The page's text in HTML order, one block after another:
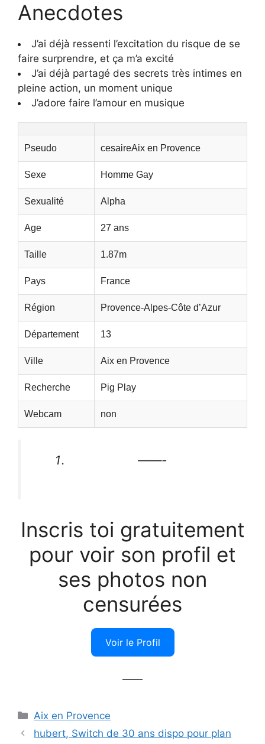
Anecdotes
J’ai déjà ressenti l’excitation du risque de se
faire surprendre, et ça m’a excité
J’ai déjà partagé des secrets très intimes en
pleine action, un moment unique
J’adore faire l’amour en musique
Pseudo cesaireAix en Provence
Sexe Homme Gay
Sexualité Alpha
Age 27 ans
Taille 1.87m
Pays France
Région Provence-Alpes-Côte d’Azur
Département 13
Ville Aix en Provence
Recherche Pig Play
Webcam non
——-
Inscris toi gratuitement
pour voir son profil et
ses photos non
censurées
Voir le Profil
——
Catégories
Aix en Provence
hubert, Switch de 30 ans dispo pour plan